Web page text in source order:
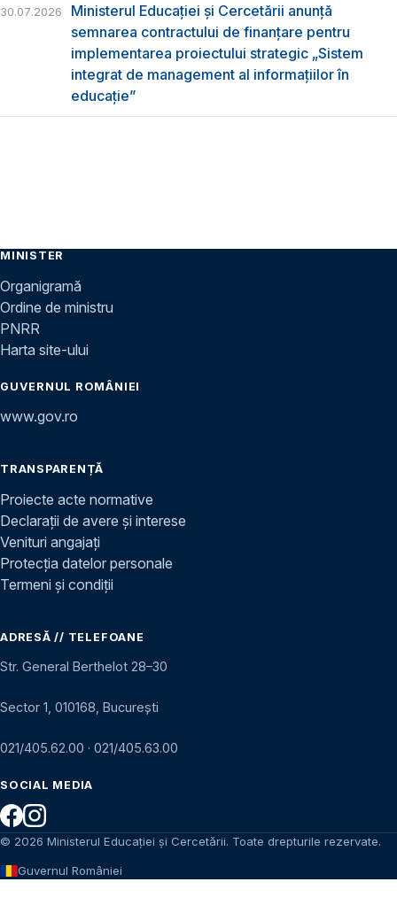
30.07.2026
Ministerul Educației și Cercetării anunță
semnarea contractului de finanțare pentru
implementarea proiectului strategic „Sistem
integrat de management al informațiilor în
educație”
MINISTER
Organigramă
Ordine de ministru
PNRR
Harta site-ului
GUVERNUL ROMÂNIEI
www.gov.ro
TRANSPARENȚĂ
Proiecte acte normative
Declarații de avere și interese
Venituri angajați
Protecția datelor personale
Termeni și condiții
ADRESĂ // TELEFOANE
Str. General Berthelot 28–30
Sector 1, 010168, București
021/405.62.00 · 021/405.63.00
SOCIAL MEDIA
© 2026 Ministerul Educației și Cercetării. Toate drepturile rezervate.
Guvernul României